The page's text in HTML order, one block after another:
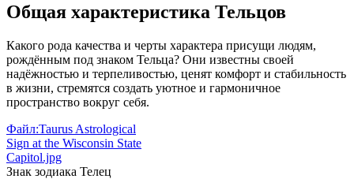
Общая характеристика Тельцов
Какого рода качества и черты характера присущи людям,
рождённым под знаком Тельца? Они известны своей
надёжностью и терпеливостью, ценят комфорт и стабильность
в жизни, стремятся создать уютное и гармоничное
пространство вокруг себя.
Файл:Taurus Astrological
Sign at the Wisconsin State
Capitol.jpg
Знак зодиака Телец